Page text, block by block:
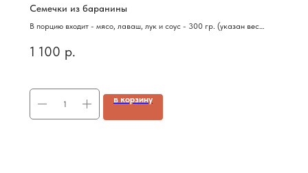
Семечки из баранины
В порцию входит - мясо, лаваш, лук и соус - 300 гр. (указан вес
1 100 р.
в корзину